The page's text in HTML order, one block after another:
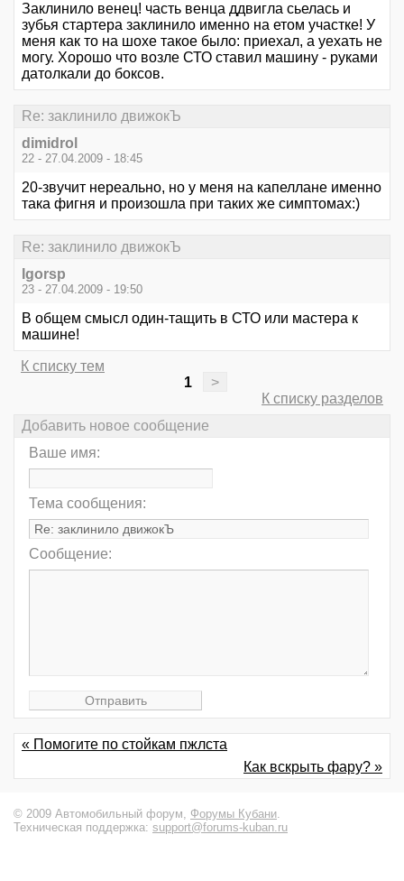
Заклинило венец! часть венца ддвигла сьелась и
зубья стартера заклинило именно на етом участке! У
меня как то на шохе такое было: приехал, а уехать не
могу. Хорошо что возле СТО ставил машину - руками
датолкали до боксов.
Re: заклинило движокЪ
dimidrol
22 - 27.04.2009 - 18:45
20-звучит нереально, но у меня на капеллане именно
така фигня и произошла при таких же симптомах:)
Re: заклинило движокЪ
Igorsp
23 - 27.04.2009 - 19:50
В общем смысл один-тащить в СТО или мастера к
машине!
К списку тем
1
>
К списку разделов
Добавить новое сообщение
Ваше имя:
Тема сообщения:
Сообщение:
« Помогите по стойкам пжлста
Как вскрыть фару? »
© 2009 Автомобильный форум, Форумы Кубани
Техническая поддержка: support@forums-kuban.ru